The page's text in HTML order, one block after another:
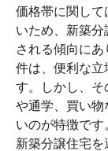
価格帯に関して
いため、新築
される傾向に
件は、便利な立
す。しかし、そ
や通学、買い物
いのが特徴です
新築分譲住宅